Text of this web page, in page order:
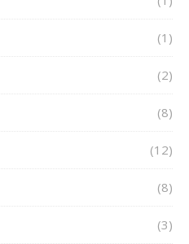
(1)
(2)
(8)
(12)
(8)
(3)